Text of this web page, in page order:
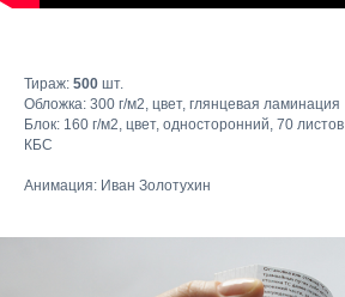
Тираж: 500 шт.
Обложка: 300 г/м2, цвет, глянцевая ламинация
Блок: 160 г/м2, цвет, односторонний, 70 листов
КБС
Анимация: Иван Золотухин